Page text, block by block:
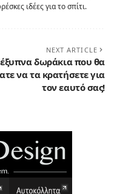
ιδέες για το σπίτι.
NEXT ARTICLE
δωράκια που θα
να τα κρατήσετε για
τον εαυτό σας!